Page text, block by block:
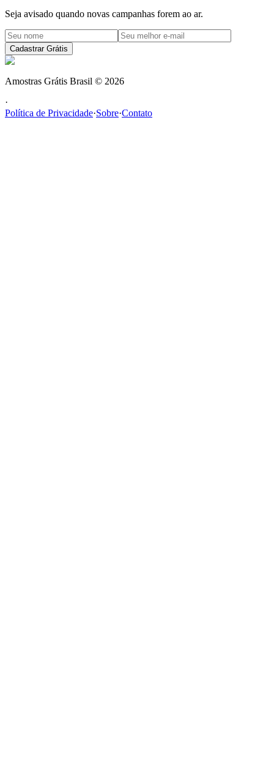
Seja avisado quando novas campanhas forem ao ar.
Cadastrar Grátis
Amostras Grátis Brasil © 2026
·
Política de Privacidade·Sobre·Contato